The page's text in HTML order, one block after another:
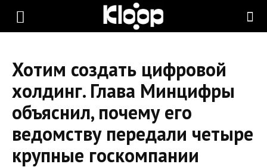
KLOOP.KG
Новости
Хотим создать цифровой
холдинг. Глава Минцифры
объяснил, почему его
ведомству передали четыре
крупные госкомпании